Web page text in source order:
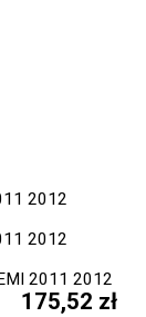
2012
2012
2011 2012
175,52 zł